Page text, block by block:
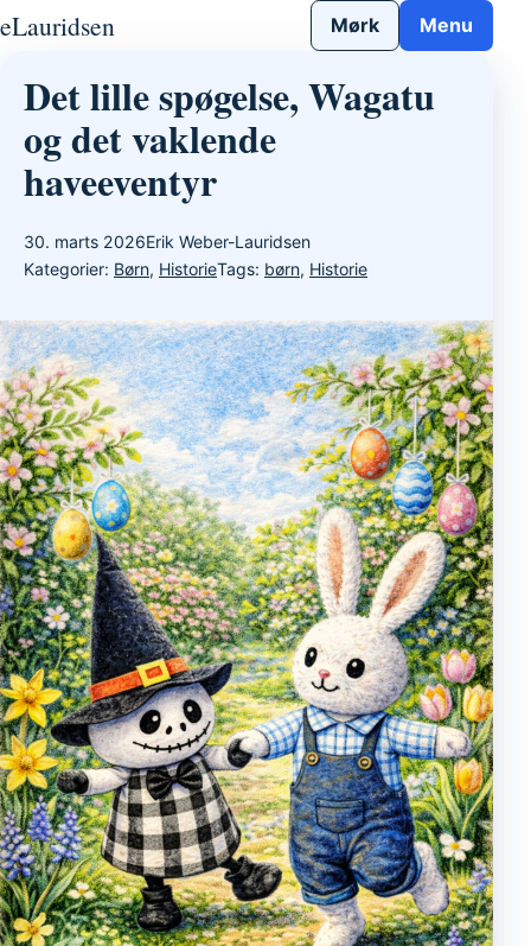
Gå til indhold
eLauridsen Mørk Menu
Det lille spøgelse, Wagatu
og det vaklende
haveeventyr
30. marts 2026Erik Weber-Lauridsen
Kategorier: Børn, HistorieTags: børn, Historie